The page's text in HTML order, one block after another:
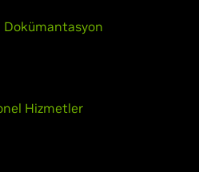
Dokümantasyon
Hizmetler